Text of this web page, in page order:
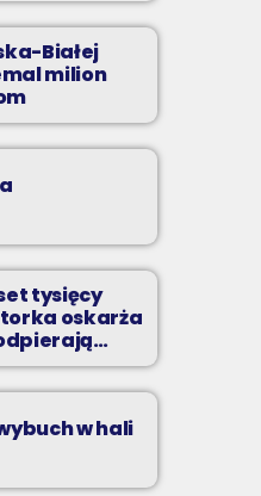
Białej
milion
tysięcy
oskarża
w hali